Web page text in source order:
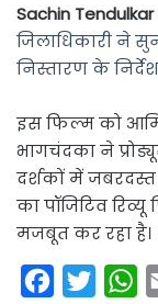
Sachin
जिलाधिकारी ने
निस्तारण के निर्देश
इस फिल्म को
भागचंदका ने
दर्शकों में
का पॉजिटिव
मजबूत कर रहा है।
W